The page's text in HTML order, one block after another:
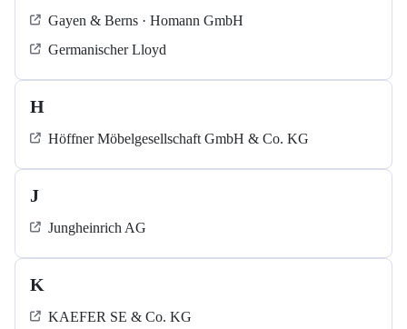
Gayen & Berns · Homann GmbH
Germanischer Lloyd
H
Höffner Möbelgesellschaft GmbH & Co. KG
J
Jungheinrich AG
K
KAEFER SE & Co. KG